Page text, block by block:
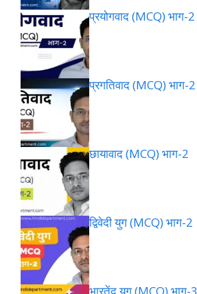
प्रयोगवाद (MCQ) भाग-2
प्रगतिवाद (MCQ) भाग-2
छायावाद (MCQ) भाग-2
द्विवेदी युग (MCQ) भाग-2